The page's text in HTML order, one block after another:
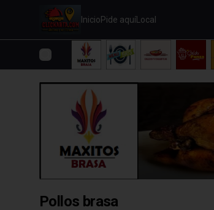
InicioPide aquíLocal
Pollos brasa